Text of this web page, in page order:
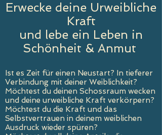
Erwecke deine Urweibliche
Kraft
und lebe ein Leben in
Schönheit & Anmut
Ist es Zeit für einen Neustart? In tieferer
Verbindung mit deiner Weiblichkeit?
Möchtest du deinen Schossraum wecken
und deine urweibliche Kraft verkörpern?
Möchtest du die Kraft und das
Selbstvertrauen in deinem weiblichen
Ausdruck wieder spüren?